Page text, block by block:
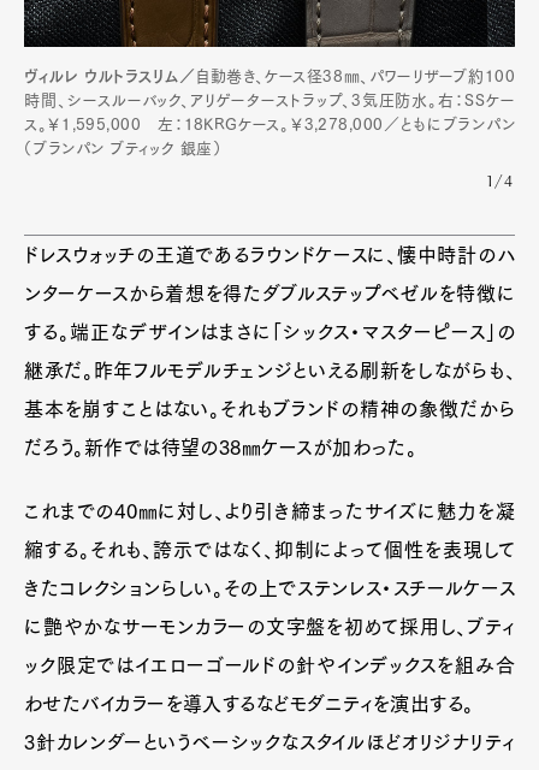
Art&DesignWatchFashion
ProductCultureLifestyle
Pen Membership
Magazine
Official Columnist
About
ヴィルレ ウルトラスリム／ 自動巻き、ケース径38㎜、パワーリザーブ約100
時間、シースルーバック、アリゲーターストラップ、3気圧防水。右：SSケー
ス。￥1,595,000 左：18KRGケース。￥3,278,000／ともにブランパン
（ブランパン ブティック 銀座）
1/4
ドレスウォッチの王道であるラウンドケースに、懐中時計のハ
ンターケースから着想を得たダブルステップベゼルを特徴に
する。端正なデザインはまさに「シックス・マスターピース」の
継承だ。昨年フルモデルチェンジといえる刷新をしながらも、
基本を崩すことはない。それもブランドの精神の象徴だから
だろう。新作では待望の38㎜ケースが加わった。
これまでの40㎜に対し、より引き締まったサイズに魅力を凝
縮する。それも、誇示ではなく、抑制によって個性を表現して
きたコレクションらしい。その上でステンレス・スチールケース
に艶やかなサーモンカラーの文字盤を初めて採用し、ブティ
ック限定ではイエローゴールドの針やインデックスを組み合
わせたバイカラーを導入するなどモダニティを演出する。
3針カレンダーというベーシックなスタイルほどオリジナリティ